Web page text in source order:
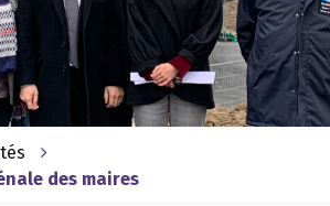
des maires